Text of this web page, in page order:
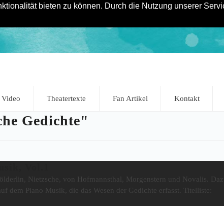
bieten zu können. Durch die Nutzung unserer
Video Theatertexte Fan Artikel Kontakt
Gedichte"
Nietzsche, von Hofmannsthal, Morgenstern und Novalis.
dem Piano Musik, die das Wesen der Gedichte erfasst. Titelliste: